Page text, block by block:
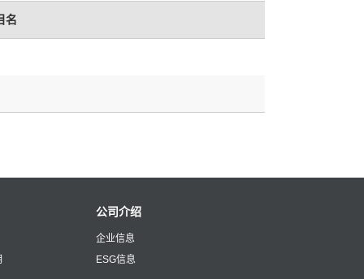
名
公司介绍
企业信息
ESG信息